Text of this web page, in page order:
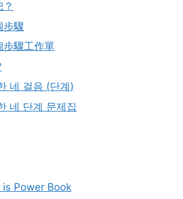
步驟
步驟工作單
네 걸음 (단계)
네 단계 문제집
is Power Book